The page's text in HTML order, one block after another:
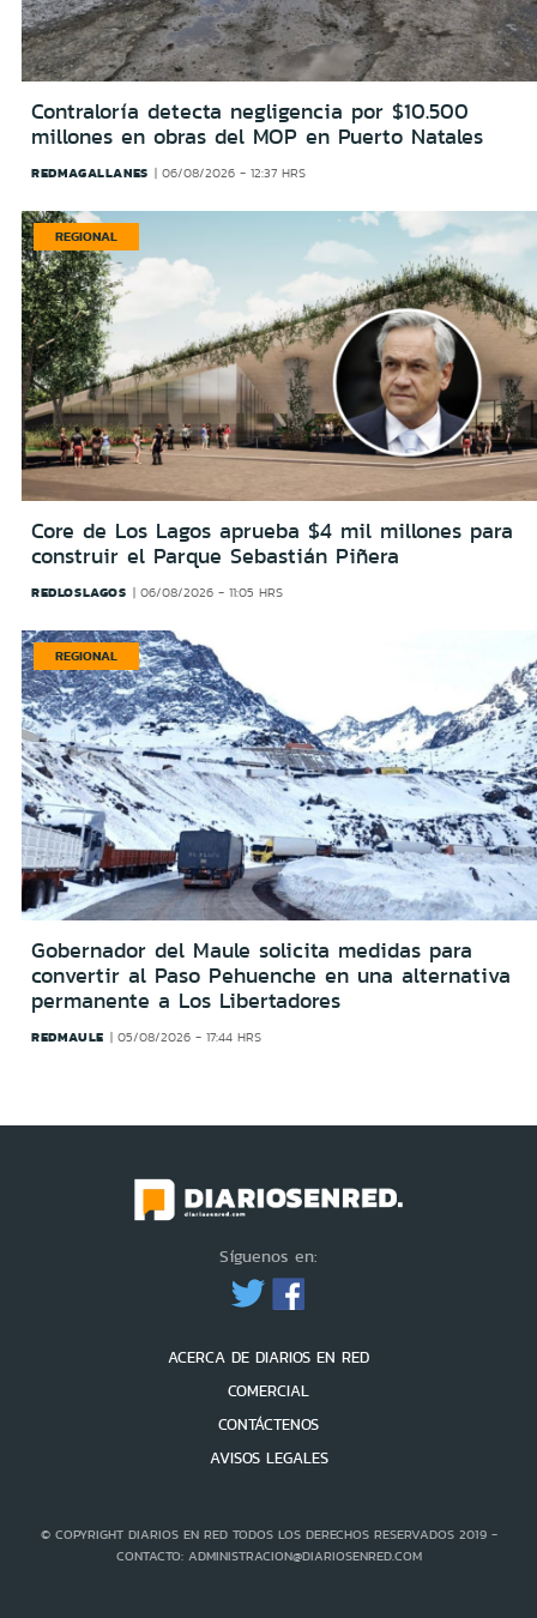
Contraloría detecta negligencia por $10.500
millones en obras del MOP en Puerto Natales
REDMAGALLANES 06/08/2026 - 12:37 HRS
REGIONAL
Core de Los Lagos aprueba $4 mil millones para
construir el Parque Sebastián Piñera
REDLOSLAGOS 06/08/2026 - 11:05 HRS
REGIONAL
Gobernador del Maule solicita medidas para
convertir al Paso Pehuenche en una alternativa
permanente a Los Libertadores
REDMAULE 05/08/2026 - 17:44 HRS
Síguenos en:
ACERCA DE DIARIOS EN RED
COMERCIAL
CONTÁCTENOS
AVISOS LEGALES
© COPYRIGHT DIARIOS EN RED TODOS LOS DERECHOS RESERVADOS 2019 -
CONTACTO: ADMINISTRACION@DIARIOSENRED.COM